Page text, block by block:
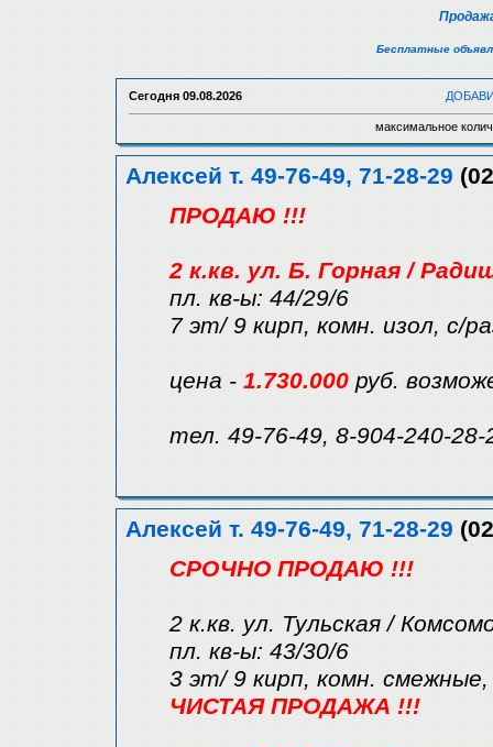
Бесплатные
Сегодня 09.08.2026
максимальное
Алексей т. 49-76-49, 71-28-29
ПРОДАЮ !!!
2 к.кв. ул. Б. Горная /
пл. кв-ы: 44/29/6
7 эт/ 9 кирп, комн. изол, с/
цена - 1.730.000 руб.
тел. 49-76-49, 8-904-240-28-
Алексей т. 49-76-49, 71-28-29
СРОЧНО ПРОДАЮ !!!
2 к.кв. ул. Тульская /
пл. кв-ы: 43/30/6
3 эт/ 9 кирп, комн.
ЧИСТАЯ ПРОДАЖА !!!